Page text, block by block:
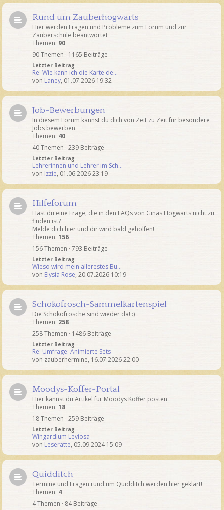
Rund um Zauberhogwarts
Hier werden Fragen und Probleme zum Forum und zur
Zauberschule beantwortet
Themen: 90
90 Themen · 1165 Beiträge
Letzter Beitrag
Re: Wie kann ich die Karte de…
von Laney, 01.07.2026 19:32
Job-Bewerbungen
In diesem Forum kannst du dich von Zeit zu Zeit für besondere
Jobs bewerben.
Themen: 40
40 Themen · 239 Beiträge
Letzter Beitrag
Lehrerinnen und Lehrer im Sch…
von Izzie, 01.06.2026 23:19
Hilfeforum
Hast du eine Frage, die in den FAQs von Ginas Hogwarts nicht zu
finden ist?
Melde dich hier und dir wird bald geholfen!
Themen: 156
156 Themen · 793 Beiträge
Letzter Beitrag
Wieso wird mein allerestes Bu…
von Elysia Rose, 20.07.2026 10:19
Schokofrosch-Sammelkartenspiel
Die Schokofrösche sind wieder da! :)
Themen: 258
258 Themen · 1486 Beiträge
Letzter Beitrag
Re: Umfrage: Animierte Sets
von zauberhermine, 16.07.2026 22:00
Moodys-Koffer-Portal
Hier kannst du Artikel für Moodys Koffer posten
Themen: 18
18 Themen · 259 Beiträge
Letzter Beitrag
Wingardium Leviosa
von Leseratte, 05.09.2024 15:09
Quidditch
Termine und Fragen rund um Quidditch werden hier geklärt!
Themen: 4
4 Themen · 84 Beiträge